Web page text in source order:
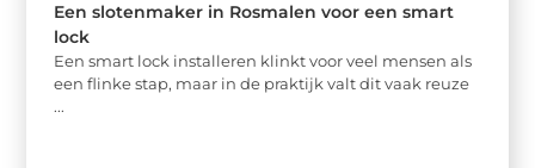
Een slotenmaker in Rosmalen voor een smart
lock
Een smart lock installeren klinkt voor veel mensen als
een flinke stap, maar in de praktijk valt dit vaak reuze
...